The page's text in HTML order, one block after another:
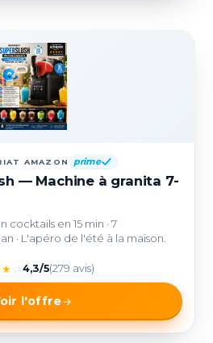
AMAZON prime
— Machine à granita 7-
cocktails en 15 min · 7
· L'apéro de l'été à la maison.
★ 4,3/5(279 avis)
l'offre